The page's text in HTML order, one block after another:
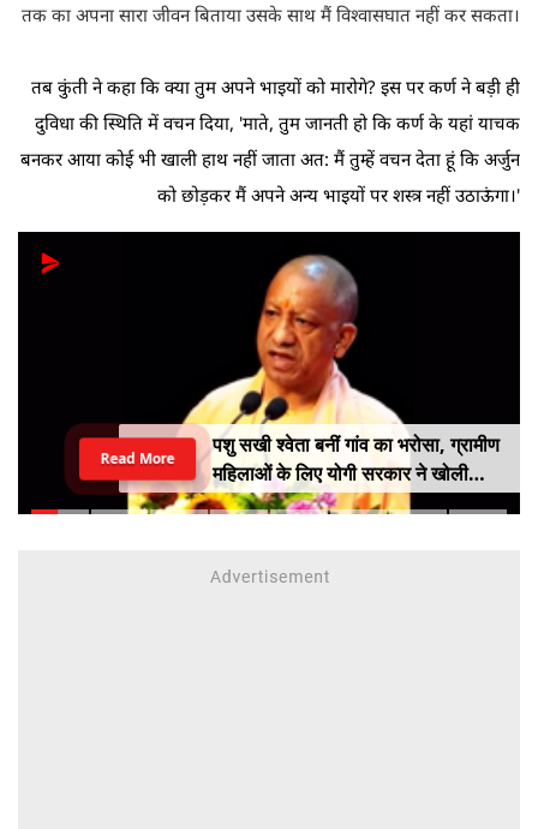
तक का अपना सारा जीवन बिताया उसके साथ मैं विश्‍वासघात नहीं कर सकता।
तब कुंती ने कहा कि क्या तुम अपने भाइयों को मारोगे? इस पर कर्ण ने बड़ी ही
दुविधा की स्थिति में वचन दिया, 'माते, तुम जानती हो कि कर्ण के यहां याचक
बनकर आया कोई भी खाली हाथ नहीं जाता अत: मैं तुम्हें वचन देता हूं कि अर्जुन
को छोड़कर मैं अपने अन्य भाइयों पर शस्त्र नहीं उठाऊंगा।'
पशु सखी श्वेता बनीं गांव का भरोसा, ग्रामीण
महिलाओं के लिए योगी सरकार ने खोली
आत्मनिर्भरता की राह
Read More